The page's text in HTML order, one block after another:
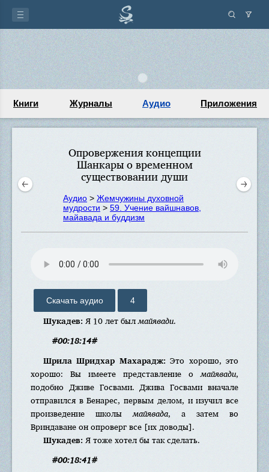
Книги Журналы Аудио Приложения
Опровержения концепции
Шанкары о временном
существовании души
Аудио > Жемчужины духовной
мудрости > 59. Учение вайшнавов,
майавада и буддизм
Скачать аудио 4
Шукадев:Я 10 лет былмайявади.
#00:18:14#
Шрила Шридхар Махарадж:Это хорошо, это
хорошо: Вы имеете представление омайявади,
подобно Дживе Госвами. Джива Госвами вначале
отправился в Бенарес, первым делом, и изучил все
произведение школымайявада, а затем во
Вриндаване он опроверг все [их доводы].
Шукадев:Я тоже хотел бы так сделать.
#00:18:41#